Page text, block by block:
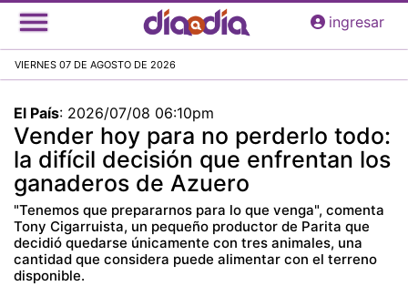
Pasar
al
principal
ingresar
VIERNES 07 DE AGOSTO DE 2026
El País: 2026/07/08 06:10pm
Vender hoy para no perderlo todo:
la difícil decisión que enfrentan los
ganaderos de Azuero
"Tenemos que prepararnos para lo que venga", comenta
Tony Cigarruista, un pequeño productor de Parita que
decidió quedarse únicamente con tres animales, una
cantidad que considera puede alimentar con el terreno
disponible.